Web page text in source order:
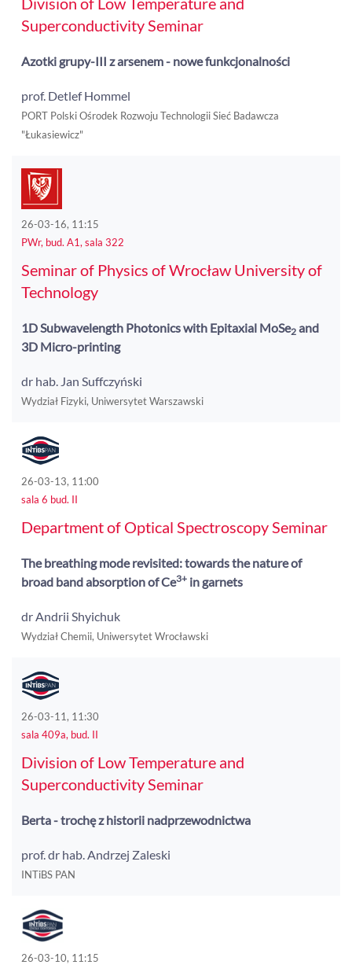
Superconductivity Seminar
Azotki grupy-III z arsenem - nowe funkcjonalności
prof. Detlef Hommel
PORT Polski Ośrodek Rozwoju Technologii Sieć Badawcza
"Łukasiewicz"
26-03-16, 11:15
PWr, bud. A1, sala 322
Seminar of Physics of Wrocław University of
Technology
1D Subwavelength Photonics with Epitaxial MoSe2 and
3D Micro-printing
dr hab. Jan Suffczyński
Wydział Fizyki, Uniwersytet Warszawski
26-03-13, 11:00
sala 6 bud. II
Department of Optical Spectroscopy Seminar
The breathing mode revisited: towards the nature of
broad band absorption of Ce3+ in garnets
dr Andrii Shyichuk
Wydział Chemii, Uniwersytet Wrocławski
26-03-11, 11:30
sala 409a, bud. II
Division of Low Temperature and
Superconductivity Seminar
Berta - trochę z historii nadprzewodnictwa
prof. dr hab. Andrzej Zaleski
INTiBS PAN
26-03-10, 11:15